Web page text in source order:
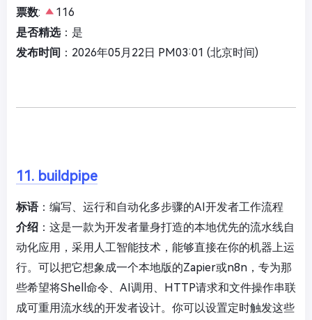
票数:
116
是否精选：是
发布时间 ：2026年05月22日 PM03:01 (北京时间)
11. buildpipe
标语：编写、运行和自动化多步骤的AI开发者工作流程
介绍 ：这是一款为开发者量身打造的本地优先的流水线自
动化应用，采用人工智能技术，能够直接在你的机器上运
行。可以把它想象成一个本地版的Zapier或n8n，专为那
些希望将Shell命令、AI调用、HTTP请求和文件操作串联
成可重用流水线的开发者设计。你可以设置定时触发这些